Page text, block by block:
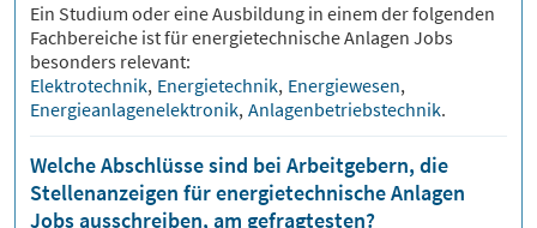
Ein Studium oder eine Ausbildung in einem der folgenden
Fachbereiche ist fürenergietechnische Anlagen Jobs
besonders relevant:
Elektrotechnik, Energietechnik, Energiewesen,
Energieanlagenelektronik, Anlagenbetriebstechnik.
Welche Abschlüsse sind bei Arbeitgebern, die
Stellenanzeigen für energietechnische Anlagen
Jobs ausschreiben, am gefragtesten?